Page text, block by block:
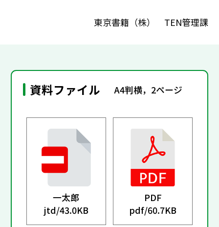
東京書籍（株） TEN管理課
資料ファイル A4判横，2ページ
一太郎
jtd/43.0KB
PDF
pdf/60.7KB